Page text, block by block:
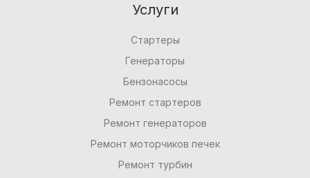
Услуги
Стартеры
Генераторы
Бензонасосы
Ремонт стартеров
Ремонт генераторов
Ремонт моторчиков печек
Ремонт турбин